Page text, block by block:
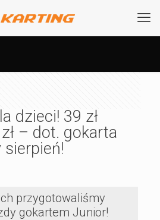
dzieci! 39 zł
– dot. gokarta
sierpień!
przygotowaliśmy
gokartem Junior!